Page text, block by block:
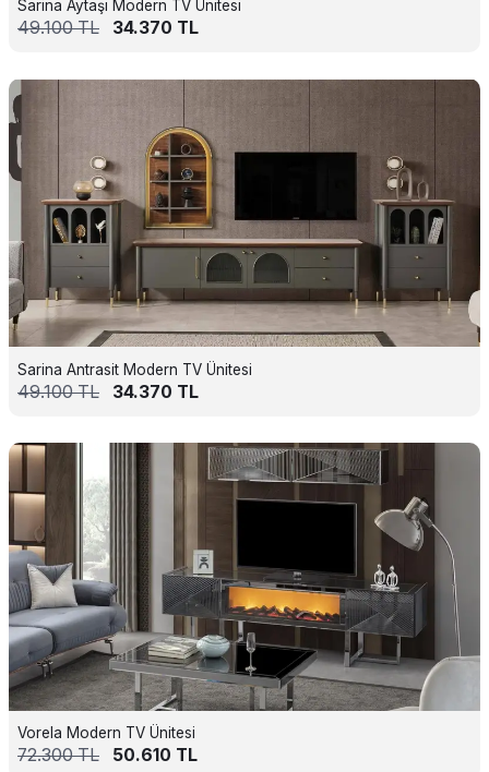
Sarina Aytaşı Modern TV Ünitesi
49.100TL 34.370 TL
Sarina Antrasit Modern TV Ünitesi
49.100TL 34.370 TL
Vorela Modern TV Ünitesi
72.300TL 50.610 TL